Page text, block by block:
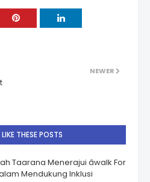
NEWER
THESE POSTS
Taarana Menerajui âwalk For
Mendukung Inklusi